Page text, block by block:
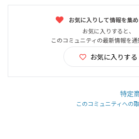
お気に入りして情報を集
お気に入りすると、
このコミュニティの最新情報を通
お気に入りする
特定
このコミュニティへの